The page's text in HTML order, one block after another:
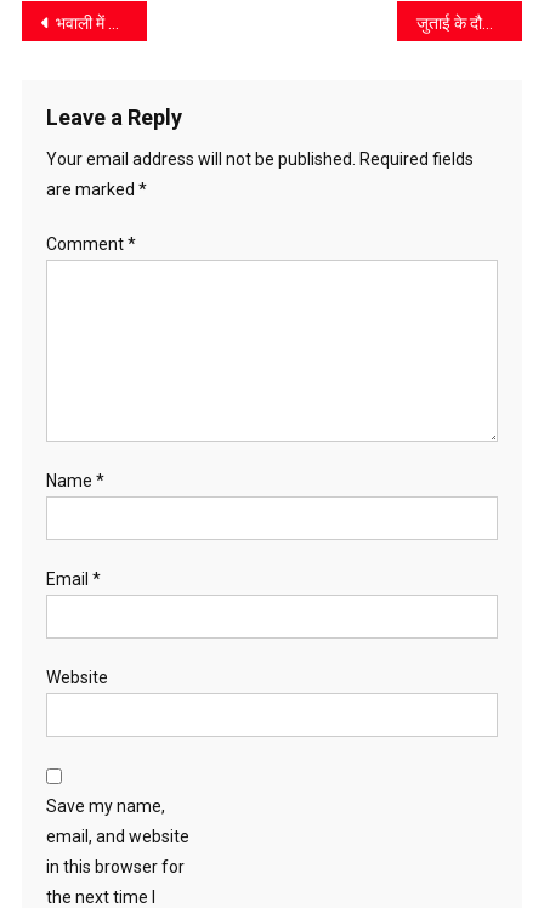
Post
भवाली में विकास व सांस्कृतिक संरक्षण के लिए जिलाधिकारी वंदना का जताया आभार जुताई के दौरान करंट लगने से बैल की मौत, मुआवजे की मांग
Leave a Reply
Your email address will not be published. Required fields
are marked *
Comment*
Name *
Email *
Website
Save my name,
email, and website
in this browser for
the next time I